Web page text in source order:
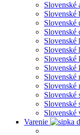
Slovenské
Slovenské
Slovenské
Slovenské
Slovenské
Slovenské
Slovenské
Slovenské
Slovenské
Slovenské
Slovenské
Varenie